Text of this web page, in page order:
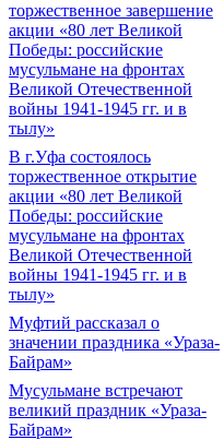
торжественное завершение
акции «80 лет Великой
Победы: российские
мусульмане на фронтах
Великой Отечественной
войны 1941-1945 гг. и в
тылу»
В г.Уфа состоялось
торжественное открытие
акции «80 лет Великой
Победы: российские
мусульмане на фронтах
Великой Отечественной
войны 1941-1945 гг. и в
тылу»
Муфтий рассказал о
значении праздника «Ураза-
Байрам»
Мусульмане встречают
великий праздник «Ураза-
Байрам»